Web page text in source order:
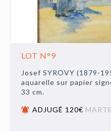
LOT N°9
Josef SYROVY (1879-
aquarelle sur papier
33 cm.
ADJUGÉ 120€